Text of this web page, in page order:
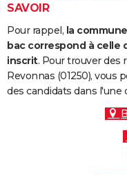
S'inscrire
Se connecter
Lycées
Collèges
Primaires
Universités
Entreprises
Service militaire
Avis de recherche
AVIS DE DÉCÈS
FORUM
SAVOIR
Pour rappel, la
bac correspond à celle
inscrit. Pour trouver des
Revonnas (01250), vous
des candidats dans